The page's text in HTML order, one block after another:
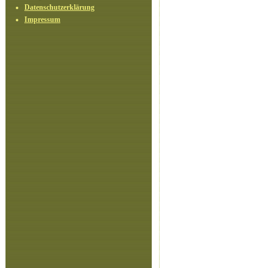
Datenschutzerklärung
Impressum